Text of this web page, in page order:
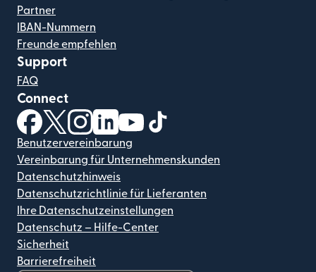
Partner
IBAN-Nummern
Freunde empfehlen
Support
FAQ
Connect
(wird in einem neuen Fenster geöffnet)
(wird in einem neuen Fenster geöffnet)
(wird in einem neuen Fenster geöffnet)
(wird in einem neuen Fenster geöffnet)
(wird in einem neuen Fenster
Benutzervereinbarung
Vereinbarung für Unternehmenskunden
Datenschutzhinweis
Datenschutzrichtlinie für Lieferanten
Ihre Datenschutzeinstellungen
Datenschutz – Hilfe-Center
Sicherheit
Barrierefreiheit